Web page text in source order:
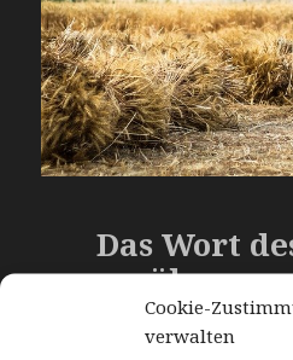
Cookie-
verwalten
Das Wort
nähre
Gib Gnade, Vater,